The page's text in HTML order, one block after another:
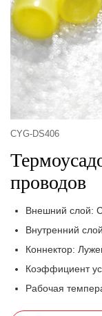
CYG-DS406
проводов
Внешний слой:
Внутренний
Коннектор:
Коэффициент
Рабочая